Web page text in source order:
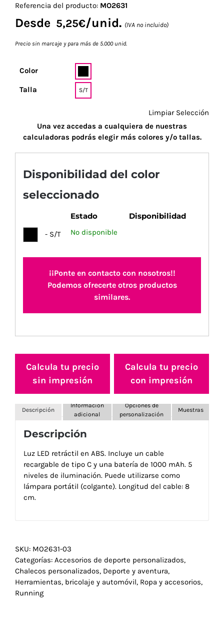
Referencia del producto: MO2631
Desde 5,25€/unid. (IVA no incluido)
Precio sin marcaje y para más de 5.000 unid.
Color
Talla S/T
Limpiar Selección
Una vez accedas a cualquiera de nuestras
calculadoras podrás elegir más colores y/o tallas.
Disponibilidad del color
seleccionado
Estado Disponibilidad
- S/T No disponible
¡¡Ponte en contacto con nosotros!!
Podemos ofrecerte otros productos
similares.
Calcula tu precio
sin impresión
Calcula tu precio
con impresión
Descripción
Información
adicional
Opciones de
personalización
Muestras
Descripción
Luz LED retráctil en ABS. Incluye un cable
recargable de tipo C y una batería de 1000 mAh. 5
niveles de iluminación. Puede utilizarse como
lámpara portátil (colgante). Longitud del cable: 8
cm.
SKU: MO2631-03
Categorías: Accesorios de deporte personalizados,
Chalecos personalizados, Deporte y aventura,
Herramientas, bricolaje y automóvil, Ropa y accesorios,
Running